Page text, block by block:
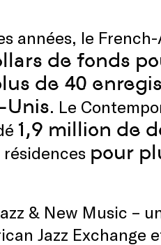
années, le
de fonds
de 40
Unis. Le
1,9 million de
pour
& New Music –
Jazz Exchange